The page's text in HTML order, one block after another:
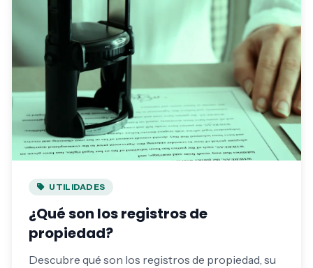
UTILIDADES
¿Qué son los registros de
propiedad?
Descubre qué son los registros de propiedad, su